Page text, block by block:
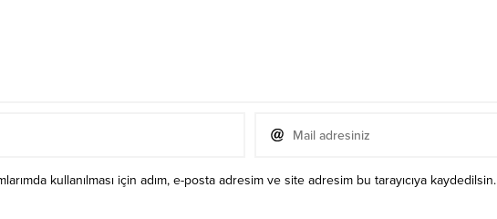
kullanılması için adım, e-posta adresim ve site adresim bu tarayıcıya kaydedilsin.